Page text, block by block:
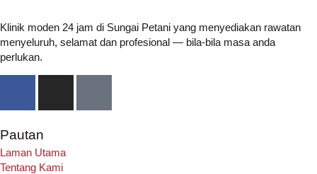
Klinik moden 24 jam di Sungai Petani yang menyediakan rawatan
menyeluruh, selamat dan profesional — bila-bila masa anda
perlukan.
Pautan
Laman Utama
Tentang Kami